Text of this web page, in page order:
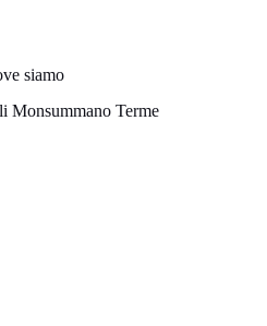
siamo
Monsummano Terme